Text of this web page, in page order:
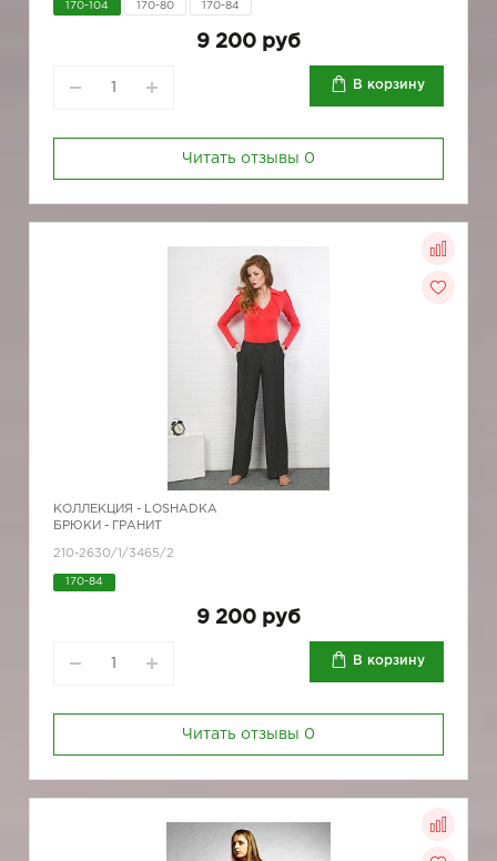
170-104 170-80 170-84
9 200 руб
В корзину
Читать отзывы 0
КОЛЛЕКЦИЯ - LOSHADKA
БРЮКИ - ГРАНИТ
210-2630/1/3465/2
170-84
9 200 руб
В корзину
Читать отзывы 0